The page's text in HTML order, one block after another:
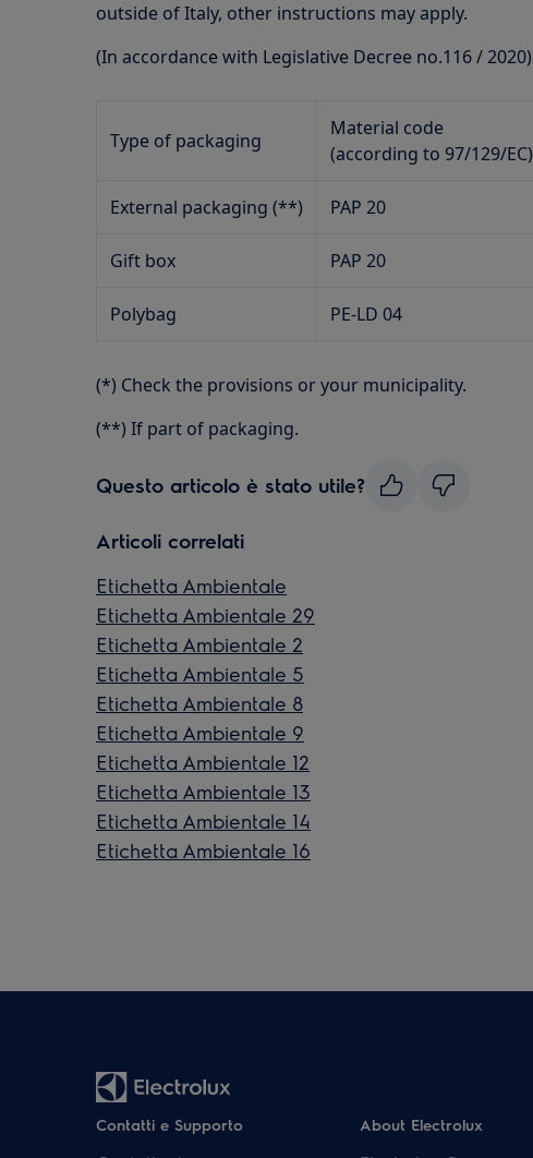
outside of Italy, other instructions may apply.
(In accordance with Legislative Decree no.116 / 2020)
Type of packaging
Material code
(according to 97/129/EC)
External packaging (**) PAP 20
Gift box PAP 20
Polybag PE-LD 04
(*) Check the provisions or your municipality.
(**) If part of packaging.
Questo articolo è stato utile?
Articoli correlati
Etichetta Ambientale
Etichetta Ambientale 29
Etichetta Ambientale 2
Etichetta Ambientale 5
Etichetta Ambientale 8
Etichetta Ambientale 9
Etichetta Ambientale 12
Etichetta Ambientale 13
Etichetta Ambientale 14
Etichetta Ambientale 16
Contatti e Supporto About Electrolux